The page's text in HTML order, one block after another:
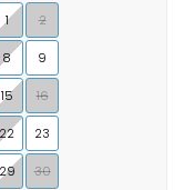
1
2
8 9
15 16
22 23
29 30